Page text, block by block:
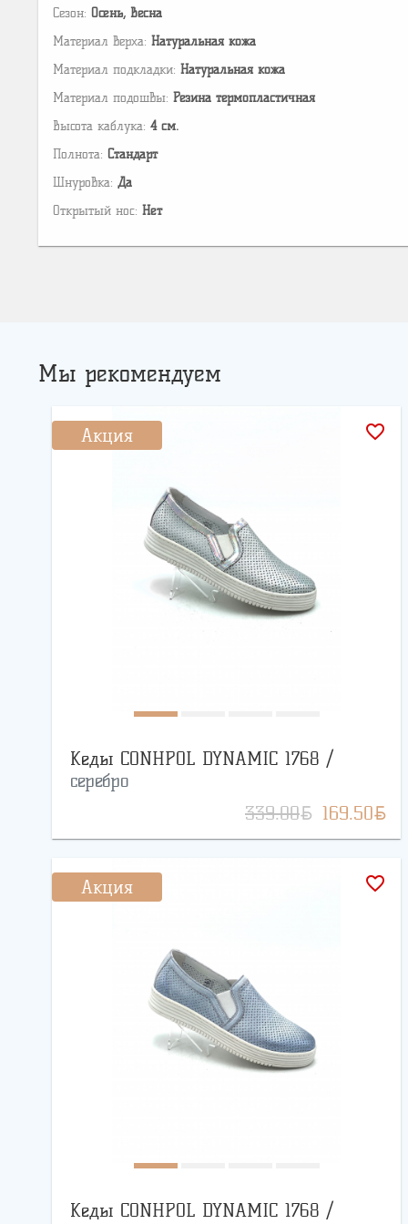
Сезон: Осень, Весна
Материал верха: Натуральная кожа
Материал подкладки: Натуральная кожа
Материал подошвы: Резина термопластичная
Высота каблука: 4 см.
Полнота: Стандарт
Шнуровка: Да
Открытый нос: Нет
Мы рекомендуем
Акция favorite_border
Кеды CONHPOL DYNAMIC 1768 /
серебро
339.00BYN 169.50BYN
Акция favorite_border
Кеды CONHPOL DYNAMIC 1768 /